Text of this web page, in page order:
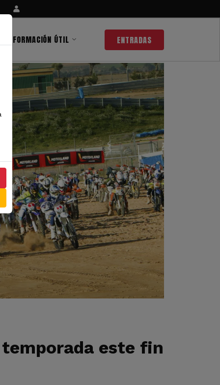
INFORMACIÓN ÚTIL ENTRADAS
este fin